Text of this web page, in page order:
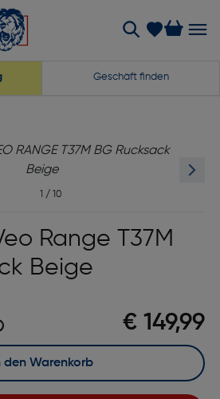
Geschäft finden
1 / 10
Range T37M
Beige
€ 149,99
den Warenkorb